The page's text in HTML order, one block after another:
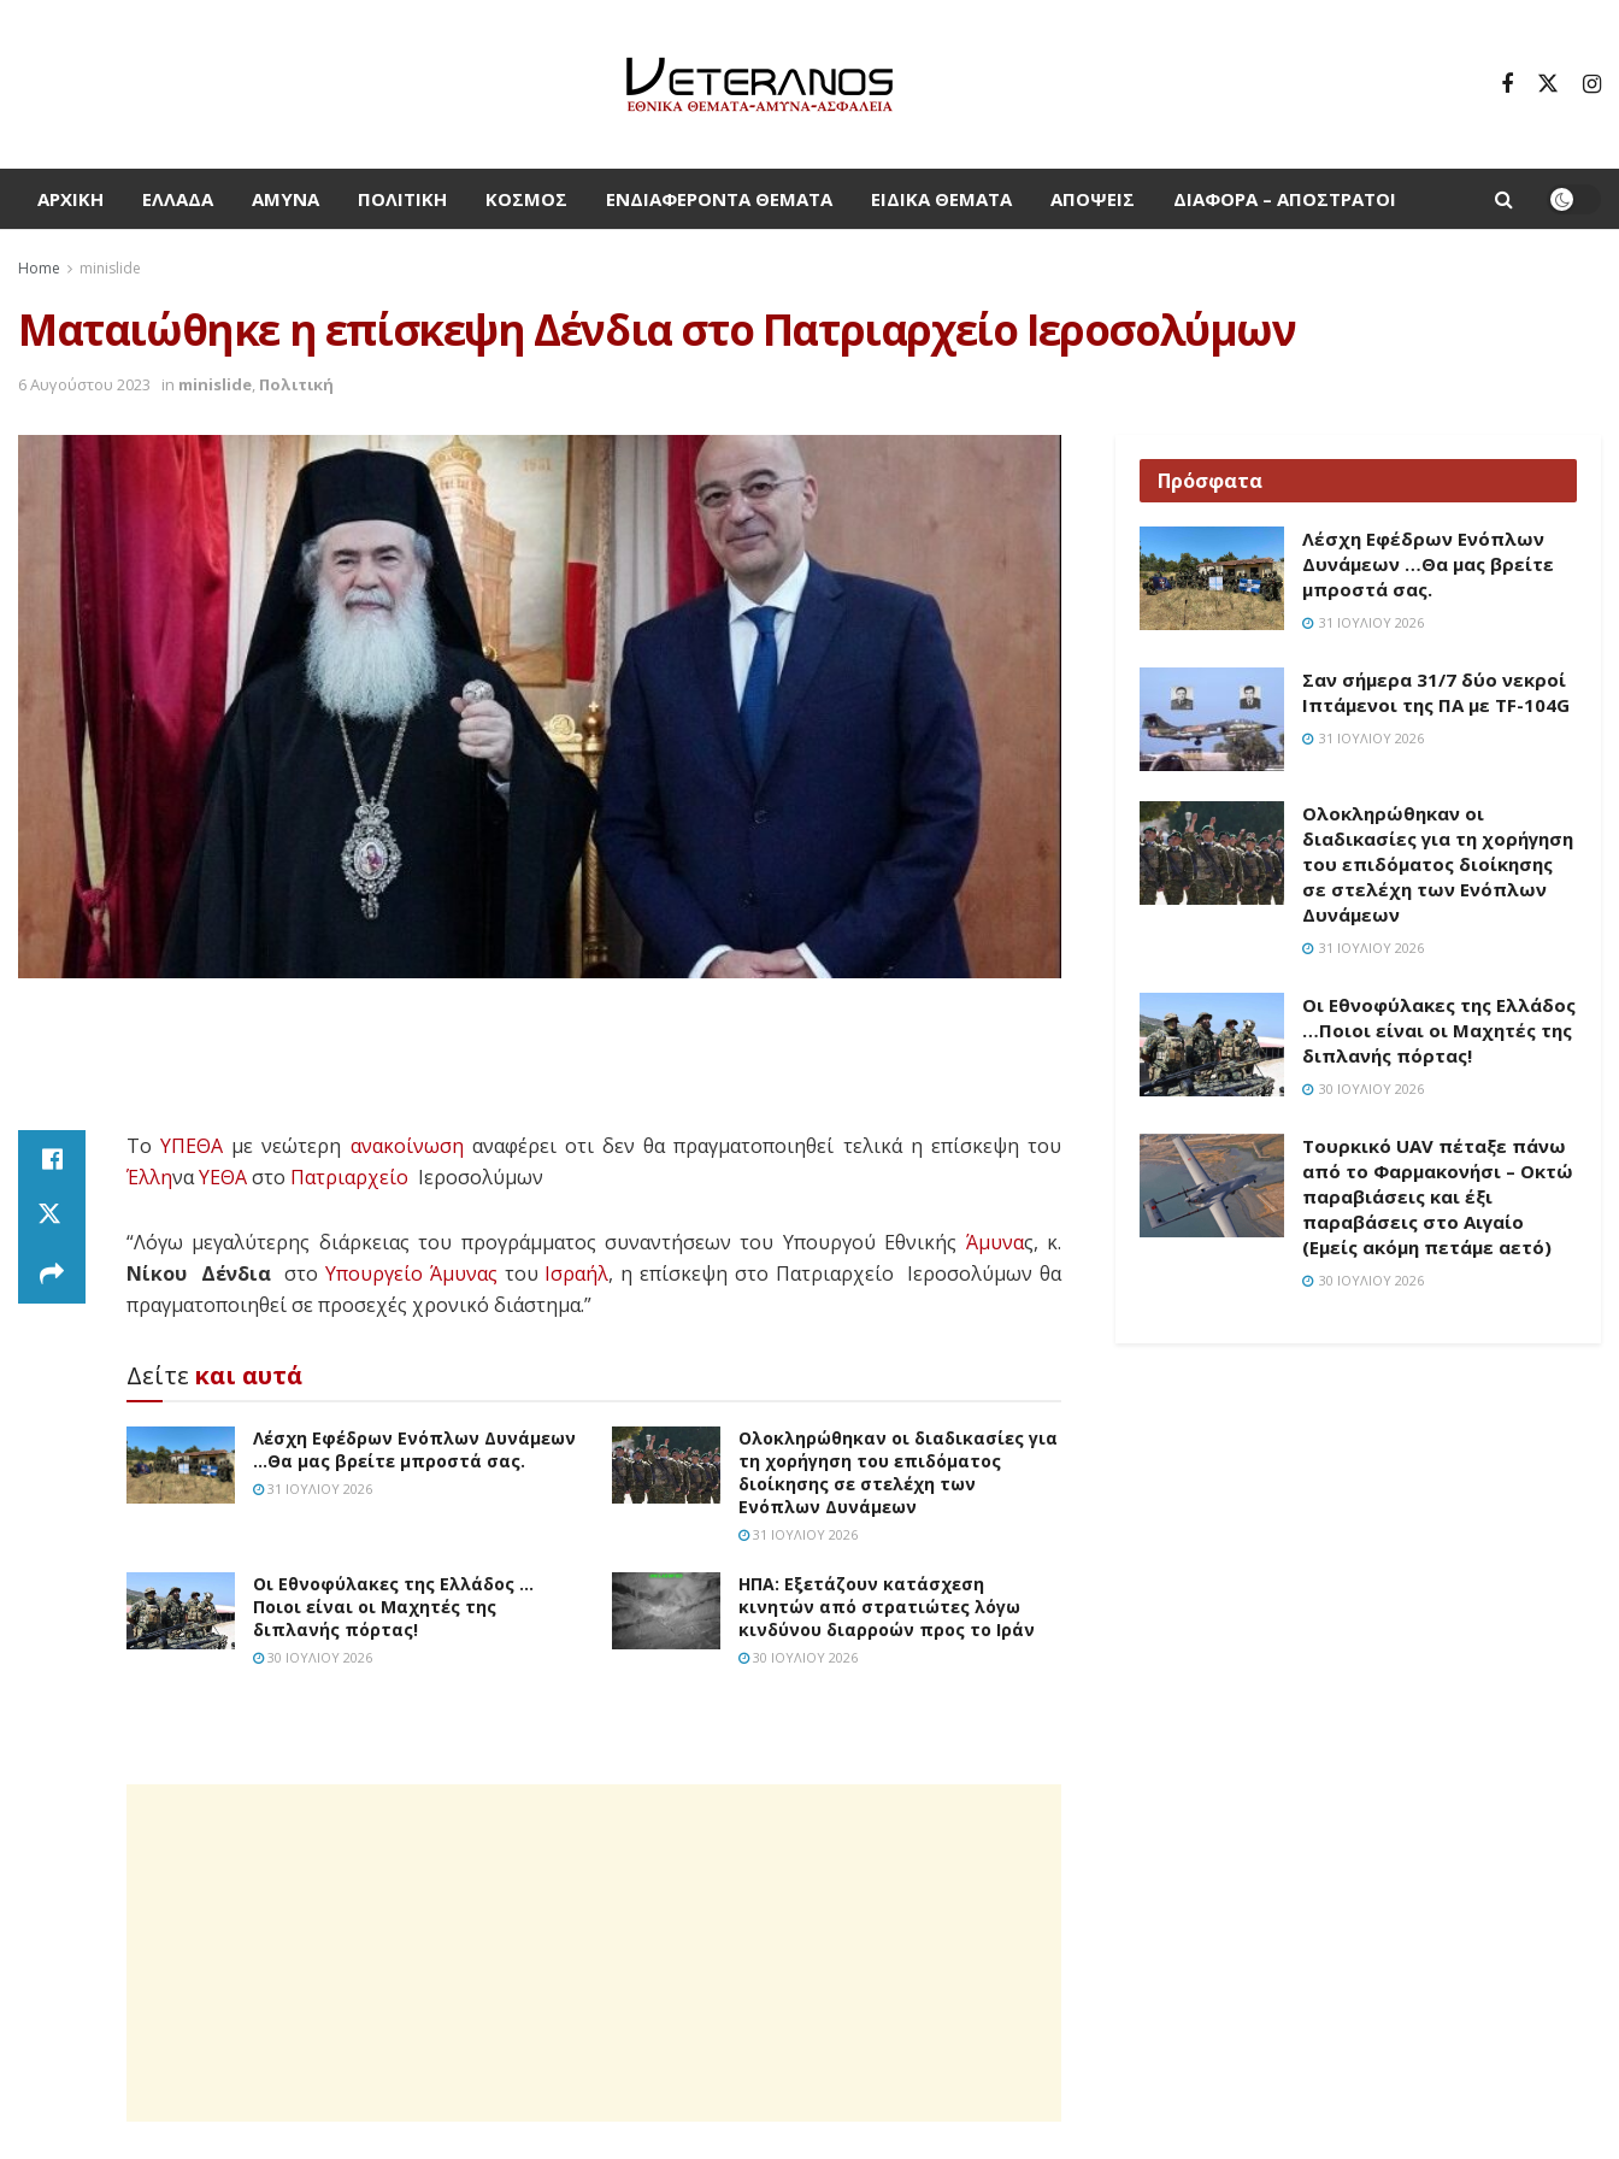
ΑΡΧΙΚΉ ΕΛΛΆΔΑ ΆΜΥΝΑ ΠΟΛΙΤΙΚΉ ΚΌΣΜΟΣ ΕΝΔΙΑΦΈΡΟΝΤΑ ΘΈΜΑΤΑ ΕΙΔΙΚΆ ΘΈΜΑΤΑ ΑΠΌΨΕΙΣ ΔΙΆΦΟΡΑ – ΑΠΌΣΤΡΑΤΟΙ
Home minislide
Ματαιώθηκε η επίσκεψη Δένδια στο Πατριαρχείο Ιεροσολύμων
6 Αυγούστου 2023 in minislide, Πολιτική
ΤοΥΠΕΘΑ με νεώτερη ανακοίνωση αναφέρει οτι δεν θα πραγματοποιηθεί τελικά η επίσκεψη του
ΈλληναΥΕΘΑστο Πατριαρχείο Ιεροσολύμων
“Λόγω μεγαλύτερης διάρκειας του προγράμματος συναντήσεων του Υπουργού Εθνικής Άμυνας, κ.
Νίκου Δένδια στοΥπουργείο Άμυνας του Ισραήλ, η επίσκεψη στο Πατριαρχείο Ιεροσολύμων θα
πραγματοποιηθεί σε προσεχές χρονικό διάστημα.”
Δείτε και αυτά
Λέσχη Εφέδρων Ενόπλων Δυνάμεων
…Θα μας βρείτε μπροστά σας.
31 ΙΟΥΛΊΟΥ 2026
Ολοκληρώθηκαν οι διαδικασίες για
τη χορήγηση του επιδόματος
διοίκησης σε στελέχη των
Ενόπλων Δυνάμεων
31 ΙΟΥΛΊΟΥ 2026
Οι Εθνοφύλακες της Ελλάδος …
Ποιοι είναι οι Μαχητές της
διπλανής πόρτας!
30 ΙΟΥΛΊΟΥ 2026
ΗΠΑ: Εξετάζουν κατάσχεση
κινητών από στρατιώτες λόγω
κινδύνου διαρροών προς το Ιράν
30 ΙΟΥΛΊΟΥ 2026
Πρόσφατα
Λέσχη Εφέδρων Ενόπλων
Δυνάμεων …Θα μας βρείτε
μπροστά σας.
31 ΙΟΥΛΊΟΥ 2026
Σαν σήμερα 31/7 δύο νεκροί
Ιπτάμενοι της ΠΑ με TF-104G
31 ΙΟΥΛΊΟΥ 2026
Ολοκληρώθηκαν οι
διαδικασίες για τη χορήγηση
του επιδόματος διοίκησης
σε στελέχη των Ενόπλων
Δυνάμεων
31 ΙΟΥΛΊΟΥ 2026
Οι Εθνοφύλακες της Ελλάδος
…Ποιοι είναι οι Μαχητές της
διπλανής πόρτας!
30 ΙΟΥΛΊΟΥ 2026
Τουρκικό UAV πέταξε πάνω
από το Φαρμακονήσι – Οκτώ
παραβιάσεις και έξι
παραβάσεις στο Αιγαίο
(Εμείς ακόμη πετάμε αετό)
30 ΙΟΥΛΊΟΥ 2026